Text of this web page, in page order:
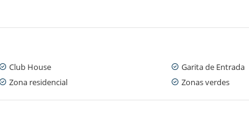
Club House Garita de Entrada
Zona residencial Zonas verdes